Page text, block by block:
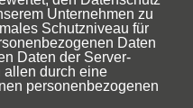
Unternehmen zu
Schutzniveau für
Daten
Daten der Server-
allen durch eine
personenbezogenen